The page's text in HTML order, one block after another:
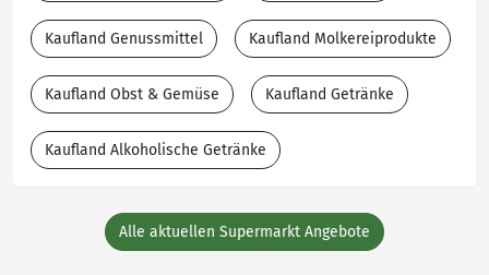
Kaufland Genussmittel Kaufland Molkereiprodukte
Kaufland Obst & Gemüse Kaufland Getränke
Kaufland Alkoholische Getränke
Alle aktuellen Supermarkt Angebote